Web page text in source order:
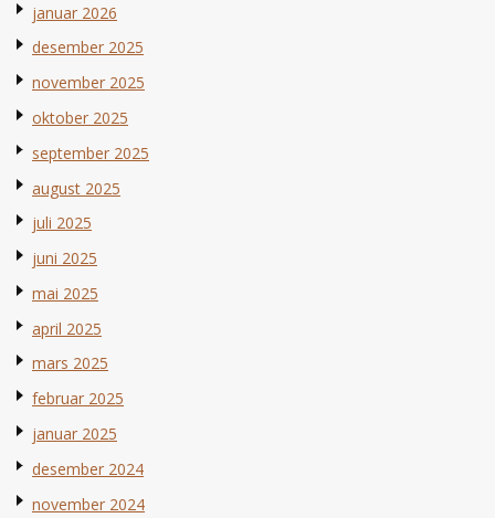
januar 2026
desember 2025
november 2025
oktober 2025
september 2025
august 2025
juli 2025
juni 2025
mai 2025
april 2025
mars 2025
februar 2025
januar 2025
desember 2024
november 2024